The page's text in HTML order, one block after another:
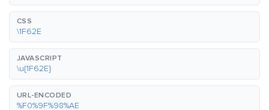
CSS
\1F62E
JAVASCRIPT
\u{1F62E}
URL-ENCODED
%F0%9F%98%AE